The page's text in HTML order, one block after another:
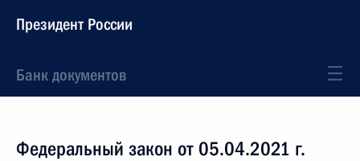
Президент России
Банк документов
Федеральный закон от 05.04.2021 г.